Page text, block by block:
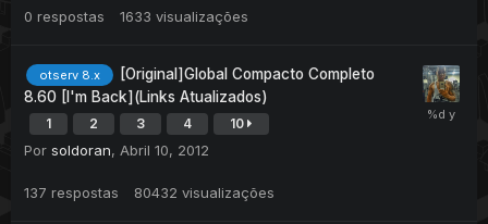
0 respostas 1633 visualizações
otserv 8.x
[Original]Global Compacto Completo
8.60 [I'm Back](Links Atualizados)
1 2 3 4 10
Por soldoran, Abril 10, 2012
137 respostas 80432 visualizações